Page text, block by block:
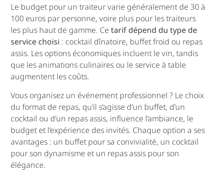
Le budget pour un traiteur varie généralement de 30 à
100 euros par personne, voire plus pour les traiteurs
les plus haut de gamme. Cetarif dépend du type de
service choisi : cocktail dînatoire, buffet froid ou repas
assis. Les options économiques incluent le vin, tandis
que les animations culinaires ou le service à table
augmentent les coûts.
Vous organisez un événement professionnel ? Le choix
du format de repas, qu’il s’agisse d’un buffet, d’un
cocktail ou d’un repas assis, influence l’ambiance, le
budget et l’expérience des invités. Chaque option a ses
avantages : un buffet pour sa convivialité, un cocktail
pour son dynamisme et un repas assis pour son
élégance.